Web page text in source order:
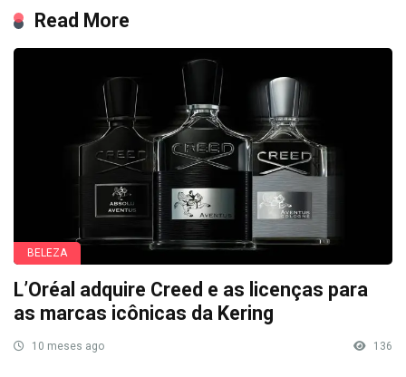
Read More
BELEZA
L’Oréal adquire Creed e as licenças para
as marcas icônicas da Kering
10 meses ago 136